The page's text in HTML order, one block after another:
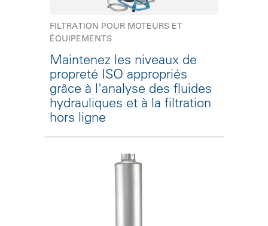
FILTRATION POUR MOTEURS ET
ÉQUIPEMENTS
Maintenez les niveaux de
propreté ISO appropriés
grâce à l'analyse des fluides
hydrauliques et à la filtration
hors ligne